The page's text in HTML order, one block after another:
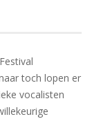
toch lopen er
vocalisten